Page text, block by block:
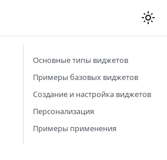
Основные типы виджетов
Примеры базовых виджетов
Создание и настройка виджетов
Персонализация
Примеры применения